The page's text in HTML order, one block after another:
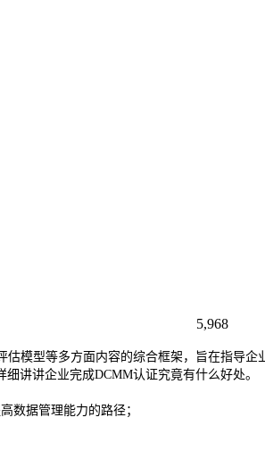
5,968
模型等多方面内容的综合框架，旨在指导
讲讲企业完成DCMM认证究竟有什么好处。
数据管理能力的路径；